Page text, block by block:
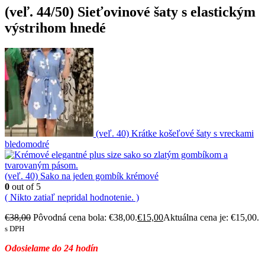
(veľ. 44/50) Sieťovinové šaty s elastickým
výstrihom hnedé
(veľ. 40) Krátke košeľové šaty s vreckami
bledomodré
(veľ. 40) Sako na jeden gombík krémové
0 out of 5
( Nikto zatiaľ nepridal hodnotenie. )
€38,00 Pôvodná cena bola: €38,00.€15,00Aktuálna cena je: €15,00.
s DPH
Odosielame do 24 hodín